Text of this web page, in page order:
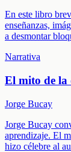
En este libro
enseñanzas,
a desmontar
Narrativa
El mito de la
Jorge Bucay
Jorge Bucay
aprendizaje. El
hizo célebre al